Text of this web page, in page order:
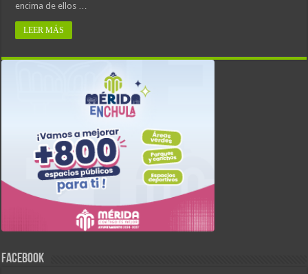
encima de ellos …
LEER MÁS
FACEBOOK